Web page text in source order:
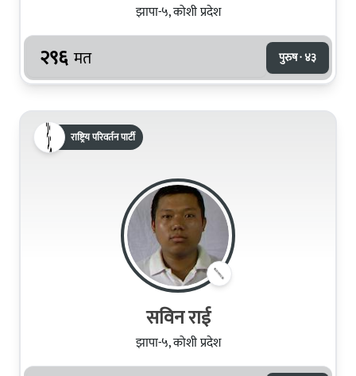
झापा-५, कोशी प्रदेश
२९६ मत पुरुष · ४३
राष्ट्रिय परिवर्तन पार्टी
सविन राई
झापा-५, कोशी प्रदेश